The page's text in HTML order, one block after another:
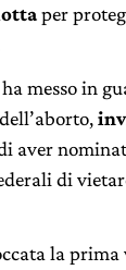
per
ha messo in
aver
di
la